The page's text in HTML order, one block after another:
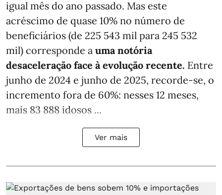
igual mês do ano passado. Mas este
acréscimo de quase 10% no número de
beneficiários (de 225 543 mil para 245 532
mil) corresponde a uma notória
desaceleração face à evolução recente. Entre
junho de 2024 e junho de 2025, recorde-se, o
incremento fora de 60%: nesses 12 meses,
mais 83 888 idosos ...
Ver mais